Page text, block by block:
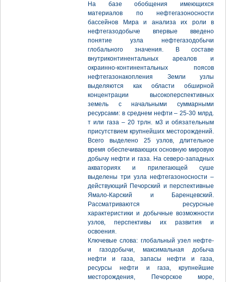
На базе обобщения имеющихся
материалов по нефтегазоносности
бассейнов Мира и анализа их роли в
нефтегазодобыче впервые введено
понятие узла нефтегазодобычи
глобального значения. В составе
внутриконтинентальных ареалов и
окраинно-континентальных поясов
нефтегазонакопления Земли узлы
выделяются как области обширной
концентрации высокоперспективных
земель с начальными суммарными
ресурсами: в среднем нефти – 25-30 млрд.
т или газа – 20 трлн. м3 и обязательным
присутствием крупнейших месторождений.
Всего выделено 25 узлов, длительное
время обеспечивающих основную мировую
добычу нефти и газа. На северо-западных
акваториях и прилегающей суше
выделены три узла нефтегазоносности –
действующий Печорский и перспективные
Ямало-Карский и Баренцевский.
Рассматриваются ресурсные
характеристики и добычные возможности
узлов, перспективы их развития и
освоения.
Ключевые слова: глобальный узел нефте-
и газодобычи, максимальная добыча
нефти и газа, запасы нефти и газа,
ресурсы нефти и газа, крупнейшие
месторождения, Печорское море,